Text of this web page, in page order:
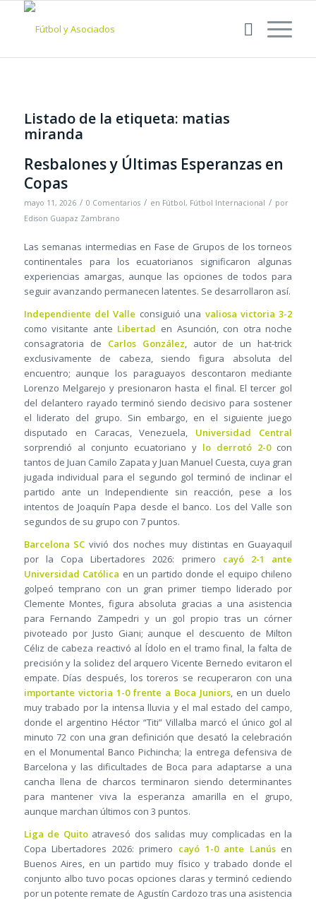
Listado de la etiqueta: matias
miranda
Resbalones y Últimas Esperanzas en
Copas
mayo 11, 2026 / 0 Comentarios / en Fútbol, Fútbol Internacional / por
Edison Guapaz Zambrano
Las semanas intermedias en Fase de Grupos de los torneos
continentales para los ecuatorianos significaron algunas
experiencias amargas, aunque las opciones de todos para
seguir avanzando permanecen latentes. Se desarrollaron así.
Independiente del Valle consiguió una valiosa victoria 3-2
como visitante ante Libertad en Asunción, con otra noche
consagratoria de Carlos González, autor de un hat-trick
exclusivamente de cabeza, siendo figura absoluta del
encuentro; aunque los paraguayos descontaron mediante
Lorenzo Melgarejo y presionaron hasta el final. El tercer gol
del delantero rayado terminó siendo decisivo para sostener
el liderato del grupo. Sin embargo, en el siguiente juego
disputado en Caracas, Venezuela, Universidad Central
sorprendió al conjunto ecuatoriano y lo derrotó 2-0con
tantos de Juan Camilo Zapata y Juan Manuel Cuesta, cuya gran
jugada individual para el segundo gol terminó de inclinar el
partido ante un Independiente sin reacción, pese a los
intentos de Joaquín Papa desde el banco. Los del Valle son
segundos de su grupo con 7 puntos.
Barcelona SC vivió dos noches muy distintas en Guayaquil
por la Copa Libertadores 2026: primero cayó 2-1 ante
Universidad Católica en un partido donde el equipo chileno
golpeó temprano con un gran primer tiempo liderado por
Clemente Montes, figura absoluta gracias a una asistencia
para Fernando Zampedri y un gol propio tras un córner
pivoteado por Justo Giani; aunque el descuento de Milton
Céliz de cabeza reactivó al Ídolo en el tramo final, la falta de
precisión y la solidez del arquero Vicente Bernedo evitaron el
empate. Días después, los toreros se recuperaron con una
importante victoria 1-0 frente a Boca Juniors, en un duelo
muy trabado por la intensa lluvia y el mal estado del campo,
donde el argentino Héctor “Titi” Villalba marcó el único gol al
minuto 72 con una gran definición que desató la celebración
en el Monumental Banco Pichincha; la entrega defensiva de
Barcelona y las dificultades de Boca para adaptarse a una
cancha llena de charcos terminaron siendo determinantes
para mantener viva la esperanza amarilla en el grupo,
aunque marchan últimos con 3 puntos.
Liga de Quitoatravesó dos salidas muy complicadas en la
Copa Libertadores 2026: primero cayó 1-0 ante Lanúsen
Buenos Aires, en un partido muy físico y trabado donde el
conjunto albo tuvo pocas opciones claras y terminó cediendo
por un potente remate de Agustín Cardozo tras una asistencia